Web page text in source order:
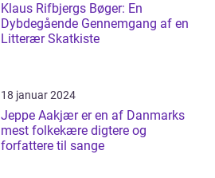
Klaus Rifbjergs Bøger: En
Dybdegående Gennemgang af en
Litterær Skatkiste
18 januar 2024
Jeppe Aakjær er en af Danmarks
mest folkekære digtere og
forfattere til sange